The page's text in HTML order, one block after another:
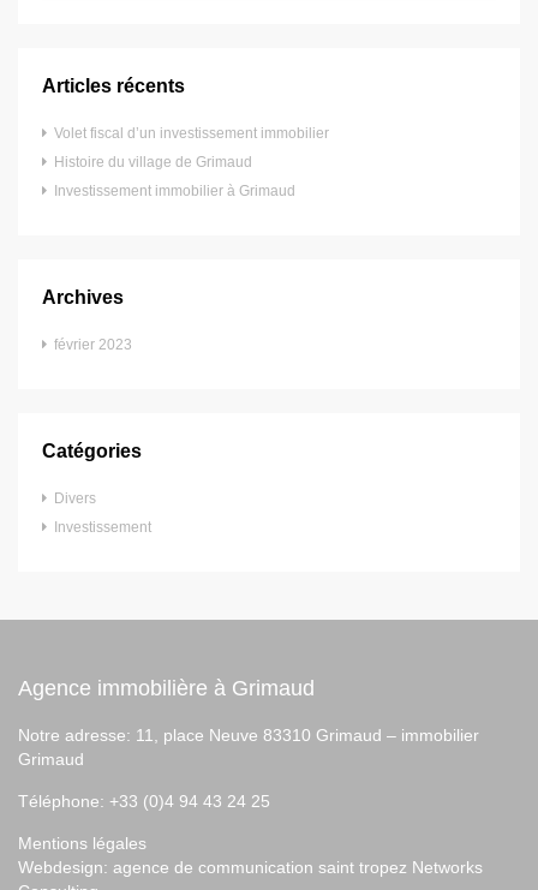
Articles récents
Volet fiscal d’un investissement immobilier
Histoire du village de Grimaud
Investissement immobilier à Grimaud
Archives
février 2023
Catégories
Divers
Investissement
Agence immobilière à Grimaud
Notre adresse: 11, place Neuve 83310 Grimaud – immobilier
Grimaud
Téléphone: +33 (0)4 94 43 24 25
Mentions légales
Webdesign: agence de communication saint tropez Networks